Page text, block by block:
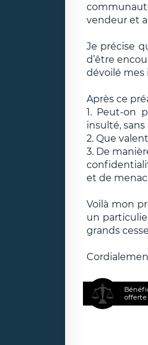
vendeur et
Je précise
d’être
dévoilé mes
Après ce
1. Peut-on
insulté,
2. Que
3. De
et de
Voilà mon
un
grands
offerte